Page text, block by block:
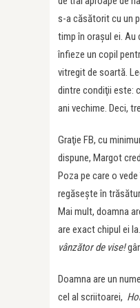
s-a căsătorit cu un
timp în oraşul ei. Au
înfieze un copil
vitregit de soartă.
dintre condiţii este:
ani vechime. Deci,
Graţie FB, cu
dispune, Margot
Poza pe care o
regăseşte în
Mai mult, doamna
are exact chipul ei
vânzător de vise!
Doamna are un
cel al scriitoarei,